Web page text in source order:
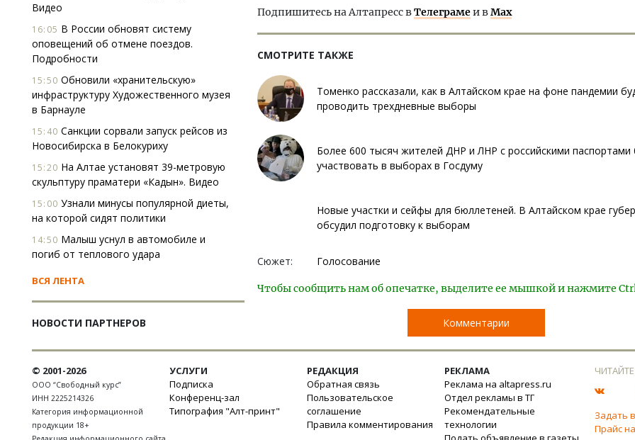
Видео
16:05 В России обновят систему
оповещений об отмене поездов.
Подробности
15:50 Обновили «хранительскую»
инфраструктуру Художественного музея
в Барнауле
15:40 Санкции сорвали запуск рейсов из
Новосибирска в Белокуриху
15:20 На Алтае установят 39-метровую
скульптуру праматери «Кадын». Видео
15:00 Узнали минусы популярной диеты,
на которой сидят политики
14:50 Малыш уснул в автомобиле и
погиб от теплового удара
ВСЯ ЛЕНТА
НОВОСТИ ПАРТНЕРОВ
Подпишитесь на Алтапресс вТелеграмеи вMax
СМОТРИТЕ ТАКЖЕ
Томенко рассказали, как в Алтайском крае на фоне пандемии
проводить трехдневные выборы
Более 600 тысяч жителей ДНР и ЛНР с российскими паспортами
участвовать в выборах в Госдуму
Новые участки и сейфы для бюллетеней. В Алтайском крае
обсудил подготовку к выборам
Сюжет: Голосование
Чтобы сообщить нам об опечатке, выделите ее мышкой и нажмите
Комментарии
© 2001-2026
ООО “Свободный курс”
ИНН 2225214326
Категория информационной
продукции 18+
УСЛУГИ
Подписка
Конференц-зал
Типография "Алт-принт"
РЕДАКЦИЯ
Обратная связь
Пользовательское
соглашение
Правила комментирования
РЕКЛАМА
Реклама на altapress.ru
Отдел рекламы в ТГ
Рекомендательные
технологии
Задать
Прайс